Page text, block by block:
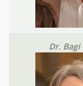
Dr.